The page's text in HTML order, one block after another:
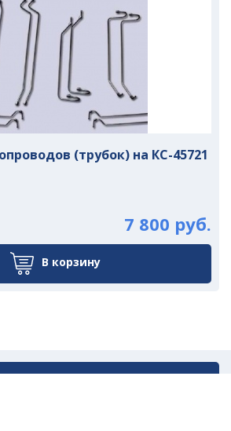
(трубок) на КС-45721
7 800 руб.
В корзину